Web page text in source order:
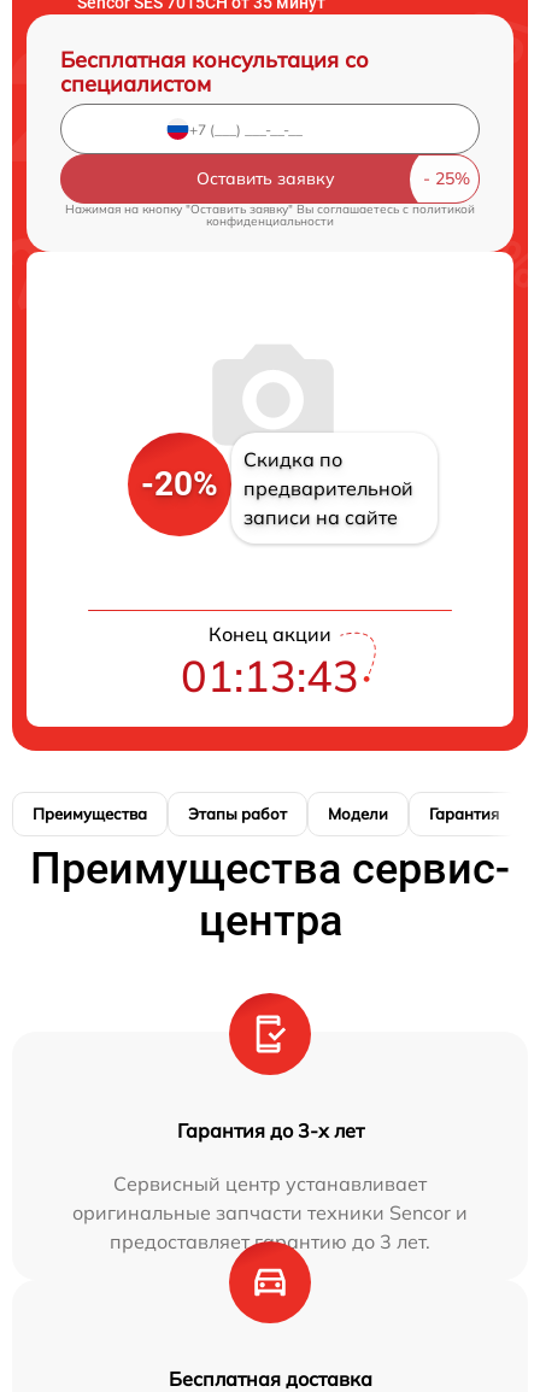
Бесплатная консультация со
специалистом
Оставить заявку
Нажимая на кнопку "Оставить заявку" Вы соглашаетесь cполитикой
конфиденциальности
-20%
Скидка по
предварительной
записи на сайте
Конец акции
01:13:42
Преимущества Этапы работ Модели Гарантия
Преимущества сервис-
центра
Гарантия до 3-х лет
Сервисный центр устанавливает
оригинальные запчасти техники Sencor и
предоставляет гарантию до 3 лет.
Бесплатная доставка